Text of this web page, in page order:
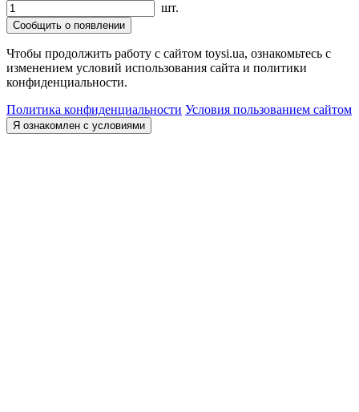
шт.
Сообщить о появлении
Чтобы продолжить работу с сайтом toysi.ua, ознакомьтесь с
изменением условий использования сайта и политики
конфиденциальности.
Политика конфиденциальности Условия пользованием сайтом
Я ознакомлен с условиями